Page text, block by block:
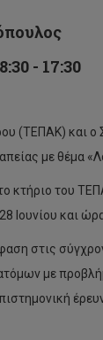
- 17:30
(ΤΕΠΑΚ) και
με θέμα
κτήριο του
Ιουνίου και
στις
με